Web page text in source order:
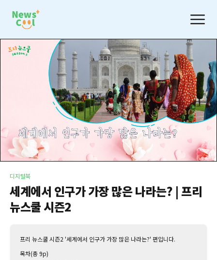
디지털북
세계에서 인구가 가장 많은 나라는? | 프리
뉴스쿨 시즌2
프리 뉴스쿨 시즌2 '세계에서 인구가 가장 많은 나라는?' 편입니다.
목차(총 9p)